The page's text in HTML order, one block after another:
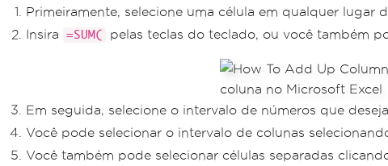
Primeiramente, selecione uma célula em qualquer lugar
Insira
=SUM( pelas teclas do teclado, ou você também
Em seguida, selecione o intervalo de números que
Você pode selecionar o intervalo de colunas
Você também pode selecionar células separadas